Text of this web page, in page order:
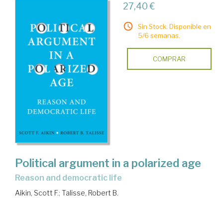
27,40 €
Sin Stock. Disponible en
5/6 semanas.
COMPRAR
Political argument in a polarized age
reason and democratic life
Aikin, Scott F.; Talisse, Robert B.